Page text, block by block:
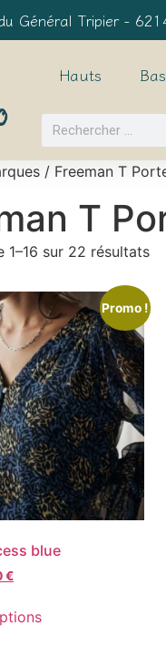
Général Tripier -
Hauts Bas
/ Freeman T
T
1–16 sur 22 résultats
Promo !
blue
€